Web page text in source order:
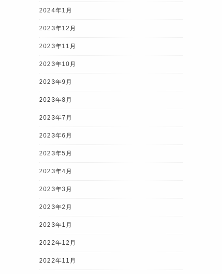
2024年1月
2023年12月
2023年11月
2023年10月
2023年9月
2023年8月
2023年7月
2023年6月
2023年5月
2023年4月
2023年3月
2023年2月
2023年1月
2022年12月
2022年11月